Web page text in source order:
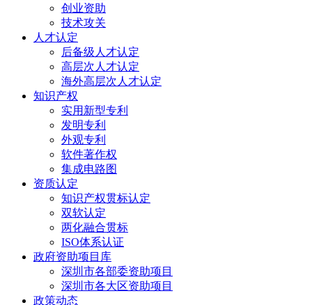
创业资助
技术攻关
人才认定
后备级人才认定
高层次人才认定
海外高层次人才认定
知识产权
实用新型专利
发明专利
外观专利
软件著作权
集成电路图
资质认定
知识产权贯标认定
双软认定
两化融合贯标
ISO体系认证
政府资助项目库
深圳市各部委资助项目
深圳市各大区资助项目
政策动态